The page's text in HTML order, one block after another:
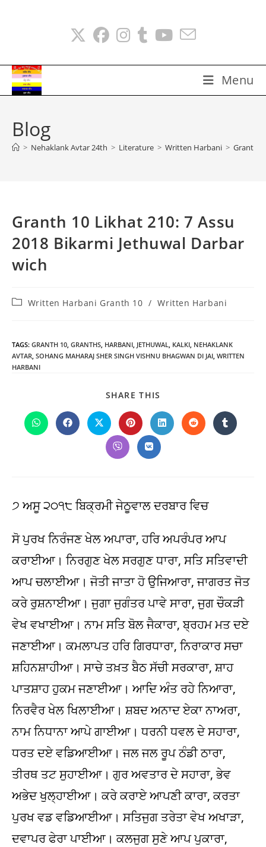
Menu
Blog
> Nehaklank Avtar 24th > Literature > Written Harbani > Granth
Granth 10 Likhat 210: 7 Assu
2018 Bikarmi Jethuwal Darbar
wich
PostWritten Harbani Granth 10 / Written Harbani
TAGS: GRANTH 10, GRANTHS, HARBANI, JETHUWAL, KALKI, NEHAKLANK
AVTAR, SOHANG MAHARAJ SHER SINGH VISHNU BHAGWAN DI JAI, WRITTEN
HARBANI
SHARE THIS
CONTENT
Opens
in
Opens
in
Opens
in
new
window
Opens
in
new
window
Opens
in
Opens
in
Opens
in
Opens
in
Opens
in
੭ ਅਸੂ ੨੦੧੮ ਬਿਕ੍ਰਮੀ ਜੇਠੂਵਾਲ ਦਰਬਾਰ ਵਿਚ
ਸੋ ਪੁਰਖ ਨਿਰੰਜਣ ਖੇਲ ਅਪਾਰਾ, ਹਰਿ ਅਪਰੰਪਰ ਆਪ
ਕਰਾਈਆ। ਨਿਰਗੁਣ ਖੇਲ ਸਰਗੁਣ ਧਾਰਾ, ਸਤਿ ਸਤਿਵਾਦੀ
ਆਪ ਚਲਾਈਆ। ਜੋਤੀ ਜਾਤਾ ਹੋ ਉਜਿਆਰਾ, ਜਾਗਰਤ ਜੋਤ
ਕਰੇ ਰੁਸ਼ਨਾਈਆ। ਜੁਗਾ ਜੁਗੰਤਰ ਪਾਵੇ ਸਾਰਾ, ਜੁਗ ਚੌਕੜੀ
ਵੇਖ ਵਖਾਈਆ। ਨਾਮ ਸਤਿ ਬੋਲ ਜੈਕਾਰਾ, ਬ੍ਰਹਮ ਮਤ ਦਏ
ਜਣਾਈਆ। ਕਮਲਾਪਤ ਹਰਿ ਗਿਰਧਾਰਾ, ਨਿਰਾਕਾਰ ਸਚਾ
ਸ਼ਹਿਨਸ਼ਾਹੀਆ। ਸਾਚੇ ਤਖ਼ਤ ਬੈਠ ਸੱਚੀ ਸਰਕਾਰਾ, ਸ਼ਾਹ
ਪਾਤਸ਼ਾਹ ਹੁਕਮ ਜਣਾਈਆ। ਆਦਿ ਅੰਤ ਰਹੇ ਨਿਆਰਾ,
ਨਿਰਵੈਰ ਖੇਲ ਖਿਲਾਈਆ। ਸ਼ਬਦ ਅਨਾਦ ਏਕਾ ਨਾਅਰਾ,
ਨਾਮ ਨਿਧਾਨਾ ਆਪੇ ਗਾਈਆ। ਧਰਨੀ ਧਵਲ ਦੇ ਸਹਾਰਾ,
ਧਰਤ ਦਏ ਵਡਿਆਈਆ। ਜਲ ਜਲ ਰੂਪ ਠੰਡੀ ਠਾਰਾ,
ਤੀਰਥ ਤਟ ਸੁਹਾਈਆ। ਗੁਰ ਅਵਤਾਰ ਦੇ ਸਹਾਰਾ, ਭੇਵ
ਅਭੇਦ ਖੁਲ੍ਹਾਈਆ। ਕਰੇ ਕਰਾਏ ਆਪਣੀ ਕਾਰਾ, ਕਰਤਾ
ਪੁਰਖ ਵਡ ਵਡਿਆਈਆ। ਸਤਿਜੁਗ ਤਰੇਤਾ ਵੇਖ ਅਖਾੜਾ,
ਦਵਾਪਰ ਫੇਰਾ ਪਾਈਆ। ਕਲਜੁਗ ਸੁਣੇ ਆਪ ਪੁਕਾਰਾ,